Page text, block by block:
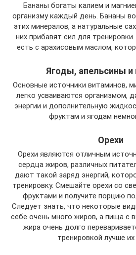
Бананы богаты калием и
организму каждый день. Бананы
этих минералов, а натуральные
них прибавят сил для
есть с арахисовым маслом,
Ягоды, апельсины и
Основные источники витаминов,
легко усваиваются организмом,
энергии и дополнительную
фруктам и ягодам
Орехи
Орехи являются отличным
сердца жиров, различных
дают такой заряд энергий,
тренировку. Смешайте орехи со
фруктами и получите порцию
Следует знать, что некоторые
себе очень много жиров, а пища с
жира очень долго
тренировкой лучше их